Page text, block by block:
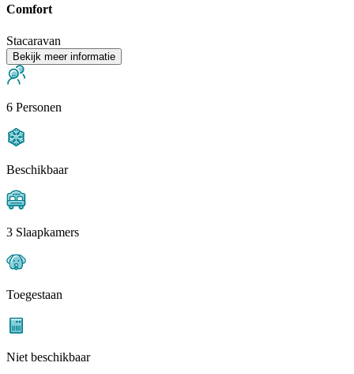
Comfort
Stacaravan
Bekijk meer informatie
6 Personen
Beschikbaar
3 Slaapkamers
Toegestaan
Niet beschikbaar